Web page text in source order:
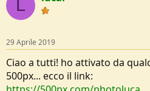
L
29 Aprile 2019
Ciao a tutti! ho attivato da
500px... ecco il link: